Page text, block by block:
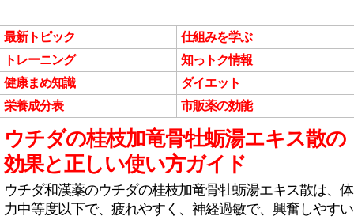
最新トピック
仕組みを学ぶ
トレーニング
知っトク情報
健康まめ知識
ダイエット
栄養成分表
市販薬の効能
ウチダの桂枝加竜骨牡蛎湯エキス散の
効果と正しい使い方ガイド
ウチダ和漢薬のウチダの桂枝加竜骨牡蛎湯エキス散は、体
力中等度以下で、疲れやすく、神経過敏で、興奮しやすい